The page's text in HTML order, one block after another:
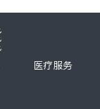
医疗服务